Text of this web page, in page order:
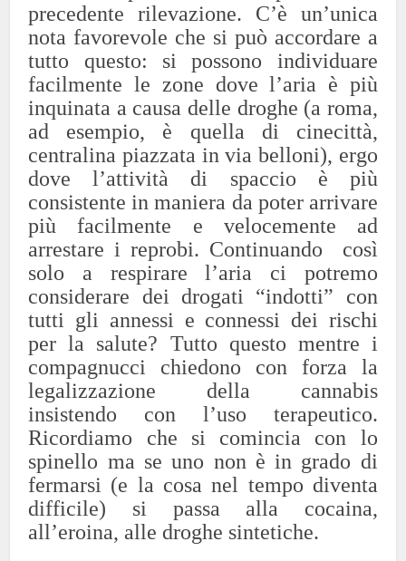
precedente rilevazione. C’è un’unica
nota favorevole che si può accordare a
tutto questo: si possono individuare
facilmente le zone dove l’aria è più
inquinata a causa delle droghe (a roma,
ad esempio, è quella di cinecittà,
centralina piazzata in via belloni), ergo
dove l’attività di spaccio è più
consistente in maniera da poter arrivare
più facilmente e velocemente ad
arrestare i reprobi. Continuando così
solo a respirare l’aria ci potremo
considerare dei drogati “indotti” con
tutti gli annessi e connessi dei rischi
per la salute? Tutto questo mentre i
compagnucci chiedono con forza la
legalizzazione della cannabis
insistendo con l’uso terapeutico.
Ricordiamo che si comincia con lo
spinello ma se uno non è in grado di
fermarsi (e la cosa nel tempo diventa
difficile) si passa alla cocaina,
all’eroina, alle droghe sintetiche.